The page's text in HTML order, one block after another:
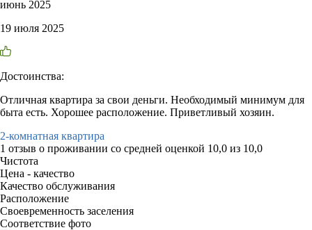
июнь 2025
19 июля 2025
Достоинства:
Отличная квартира за свои деньги. Необходимый минимум для
быта есть. Хорошее расположение. Приветливый хозяин.
2-комнатная квартира
1 отзыв о проживании со средней оценкой 10,0 из 10,0
Чистота
Цена - качество
Качество обслуживания
Расположение
Своевременность заселения
Соответствие фото